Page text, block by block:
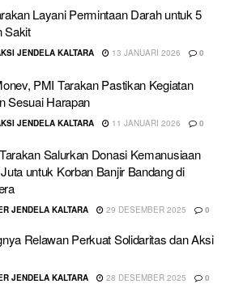
Layani Permintaan Darah untuk 5
Sakit
JENDELA KALTARA 13 JANUARI 2026 0
PMI Tarakan Pastikan Kegiatan
Sesuai Harapan
JENDELA KALTARA 11 JANUARI 2026 0
Salurkan Donasi Kemanusiaan
untuk Korban Banjir Bandang di
JENDELA KALTARA 29 DESEMBER 2025 0
Relawan Perkuat Solidaritas dan Aksi
JENDELA KALTARA 28 DESEMBER 2025 0